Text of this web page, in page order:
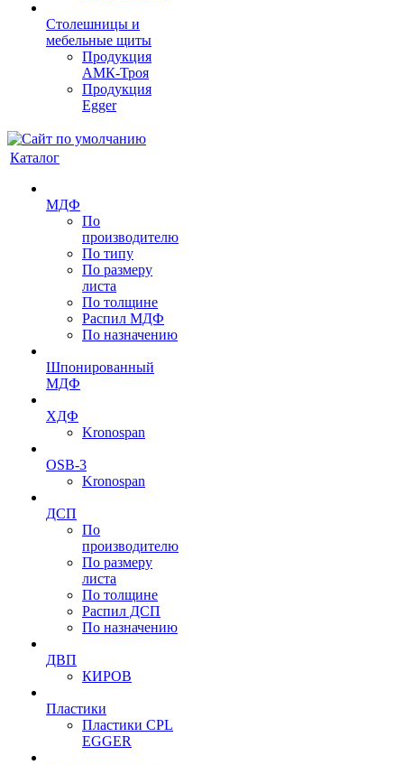
Столешницы и
мебельные щиты
Продукция
АМК-Троя
Продукция
Egger
Каталог
МДФ
По
производителю
По типу
По размеру
листа
По толщине
Распил МДФ
По назначению
Шпонированный
МДФ
ХДФ
Kronospan
OSB-3
Kronospan
ДСП
По
производителю
По размеру
листа
По толщине
Распил ДСП
По назначению
ДВП
КИРОВ
Пластики
Пластики CPL
EGGER